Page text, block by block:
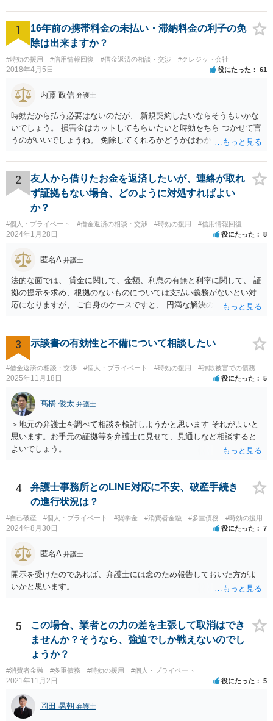
1
16年前の携帯料金の未払い・滞納料金の利子の免
除は出来ますか？
#時効の援用 #信用情報回復 #借金返済の相談・交渉 #クレジット会社
2018年4月5日 役にたった 61
内藤 政信 弁護士
時効だから払う必要はないのだが、 新規契約したいならそうもいかな
いでしょう。 損害金はカットしてもらいたいと時効をちら つかせて言
うのがいいでしょうね。 免除してくれるかどうかはわかりませんが。
2
友人から借りたお金を返済したいが、連絡が取れ
ず証拠もない場合、どのように対処すればよい
か？
#個人・プライベート #借金返済の相談・交渉 #時効の援用 #信用情報回復
2024年1月28日 役にたった 8
匿名A 弁護士
法的な面では、 貸金に関して、金額、利息の有無と利率に関して、 証
拠の提示を求め、根拠のないものについては支払い義務がないとい対
応になりますが、 ご自身のケースですと、 円満な解決のため、一定程
けではありません）。 何某かの主張をされた場合、あらためて弁護士
に相談されるという形でよいかと思います。
3 示談書の有効性と不備について相談したい
#借金返済の相談・交渉 #個人・プライベート #時効の援用 #詐欺被害での債務
2025年11月18日 役にたった 5
髙橋 俊太 弁護士
＞地元の弁護士を調べて相談を検討しようかと思います それがよいと
思います。お手元の証拠等を弁護士に見せて、見通しなど相談すると
よいでしょう。
4
弁護士事務所とのLINE対応に不安、破産手続き
の進行状況は？
#自己破産 #個人・プライベート #奨学金 #消費者金融 #多重債務 #時効の援用
2024年8月30日 役にたった 7
匿名A 弁護士
開示を受けたのであれば、弁護士には念のため報告しておいた方がよ
いかと思います。
5
この場合、業者との力の差を主張して取消はでき
ませんか？そうなら、強迫でしか戦えないのでし
ょうか？
#消費者金融 #多重債務 #時効の援用 #個人・プライベート
2021年11月2日 役にたった 5
岡田 晃朝 弁護士